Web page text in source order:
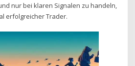
nur bei klaren Signalen zu handeln,
erfolgreicher Trader.